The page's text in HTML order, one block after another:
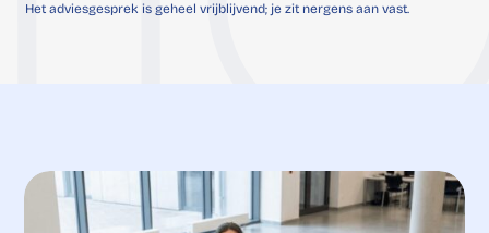
Het adviesgesprek is geheel vrijblijvend; je zit nergens aan vast.